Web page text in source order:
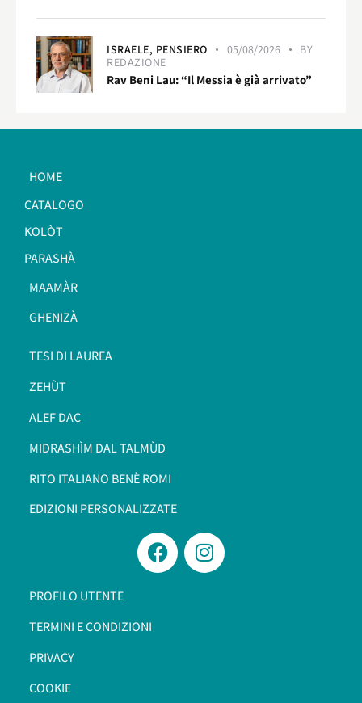
ISRAELE, PENSIERO 05/08/2026
BY
REDAZIONE
Rav Beni Lau: “Il Messia è già arrivato”
HOME
CATALOGO
KOLÒT
PARASHÀ
MAAMÀR
GHENIZÀ
TESI DI LAUREA
ZEHÙT
ALEF DAC
MIDRASHÌM DAL TALMÙD
RITO ITALIANO BENÈ ROMI​
EDIZIONI PERSONALIZZATE
PROFILO UTENTE
TERMINI E CONDIZIONI
PRIVACY
COOKIE